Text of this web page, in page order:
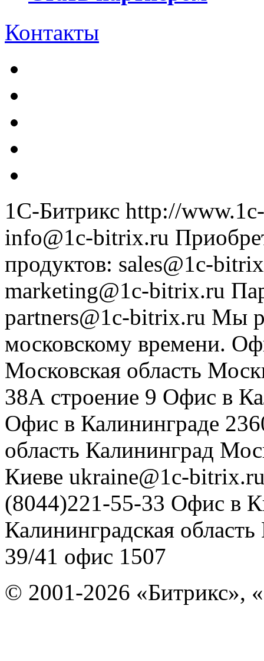
Контакты
1С-Битрикс http://
info@1c-bitrix.ru
продуктов: sales@1c-
marketing@1c-bitrix.ru
partners@1c-bitrix.ru Мы
московскому времени.
Московская область
38А строение 9 Офис в
Офис в Калининграде
область Калининград
Киеве ukraine@1c-
(8044)221-55-33 Офис в
Калининградская область
39/41 офис 1507
© 2001-2026 «Битрикс»,